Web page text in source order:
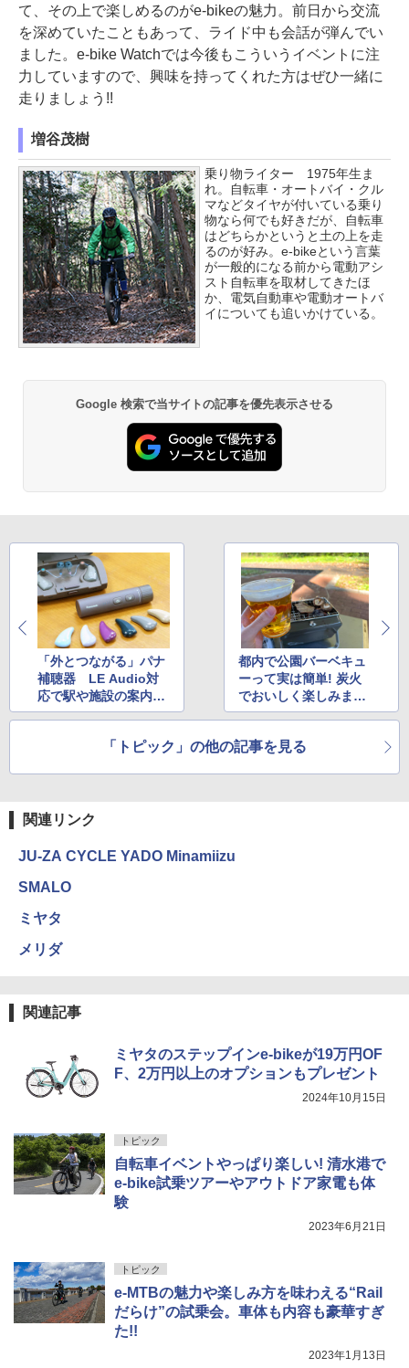
て、その上で楽しめるのがe-bikeの魅力。前日から交流
を深めていたこともあって、ライド中も会話が弾んでい
ました。e-bike Watchでは今後もこういうイベントに注
力していますので、興味を持ってくれた方はぜひ一緒に
走りましょう!!
増谷茂樹
乗り物ライター 1975年生ま
れ。自転車・オートバイ・クル
マなどタイヤが付いている乗り
物なら何でも好きだが、自転車
はどちらかというと土の上を走
るのが好み。e-bikeという言葉
が一般的になる前から電動アシ
スト自転車を取材してきたほ
か、電気自動車や電動オートバ
イについても追いかけている。
Google 検索で当サイトの記事を優先表示させる
「外とつながる」パナ
補聴器 LE Audio対
応で駅や施設の案内も
クリアに
都内で公園バーベキュ
ーって実は簡単! 炭火
でおいしく楽しみまし
た
「トピック」の他の記事を見る
関連リンク
JU-ZA CYCLE YADO Minamiizu
SMALO
ミヤタ
メリダ
関連記事
ミヤタのステップインe-bikeが19万円OF
F、2万円以上のオプションもプレゼント
2024年10月15日
トピック
自転車イベントやっぱり楽しい! 清水港で
e-bike試乗ツアーやアウトドア家電も体
験
2023年6月21日
トピック
e-MTBの魅力や楽しみ方を味わえる“Rail
だらけ”の試乗会。車体も内容も豪華すぎ
た!!
2023年1月13日